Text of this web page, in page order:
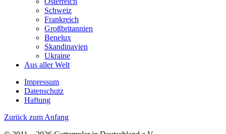
Schweiz
Frankreich
Großbritannien
Benelux
Skandinavien
Ukraine
Aus aller Welt
Impressum
Datenschutz
Haftung
Zurück zum Anfang